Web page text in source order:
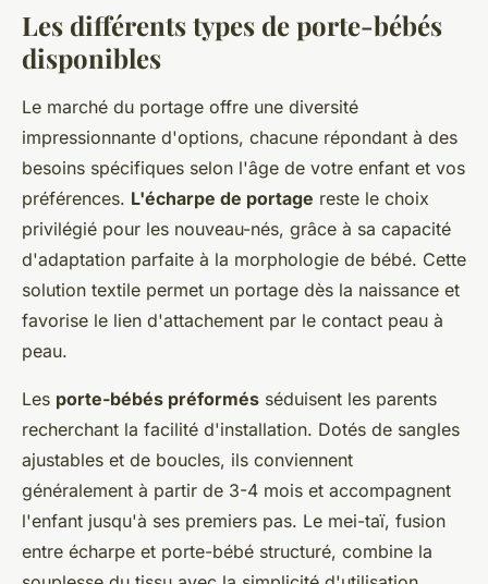
Les différents types de porte-bébés
disponibles
Le marché du portage offre une diversité
impressionnante d'options, chacune répondant à des
besoins spécifiques selon l'âge de votre enfant et vos
préférences. L'écharpe de portage reste le choix
privilégié pour les nouveau-nés, grâce à sa capacité
d'adaptation parfaite à la morphologie de bébé. Cette
solution textile permet un portage dès la naissance et
favorise le lien d'attachement par le contact peau à
peau.
Les porte-bébés préformés séduisent les parents
recherchant la facilité d'installation. Dotés de sangles
ajustables et de boucles, ils conviennent
généralement à partir de 3-4 mois et accompagnent
l'enfant jusqu'à ses premiers pas. Le mei-taï, fusion
entre écharpe et porte-bébé structuré, combine la